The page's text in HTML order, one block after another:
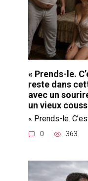
« Prends-le.
reste dans
avec un
un vieux
« Prends-le.
0 363